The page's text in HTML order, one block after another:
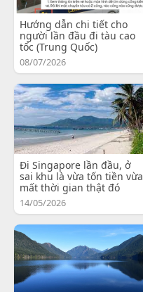
Hướng dẫn chi tiết cho
người lần đầu đi tàu cao
tốc (Trung Quốc)
08/07/2026
Đi Singapore lần đầu, ở
sai khu là vừa tốn tiền vừa
mất thời gian thật đó
14/05/2026